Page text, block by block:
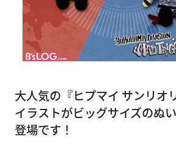
大人気の『ヒプマイ サンリオ
イラストがビッグサイズのぬ
登場です！